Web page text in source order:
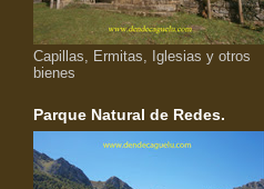
Capillas, Ermitas, Iglesias y otros
bienes
Parque Natural de Redes.